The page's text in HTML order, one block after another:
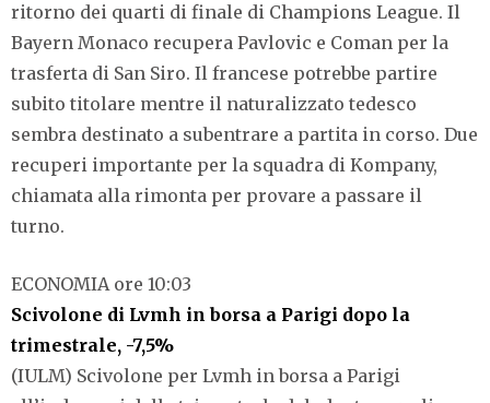
ritorno dei quarti di finale di Champions League. Il
Bayern Monaco recupera Pavlovic e Coman per la
trasferta di San Siro. Il francese potrebbe partire
subito titolare mentre il naturalizzato tedesco
sembra destinato a subentrare a partita in corso. Due
recuperi importante per la squadra di Kompany,
chiamata alla rimonta per provare a passare il
turno.
ECONOMIA ore 10:03
Scivolone di Lvmh in borsa a Parigi dopo la
trimestrale, -7,5%
(IULM) Scivolone per Lvmh in borsa a Parigi